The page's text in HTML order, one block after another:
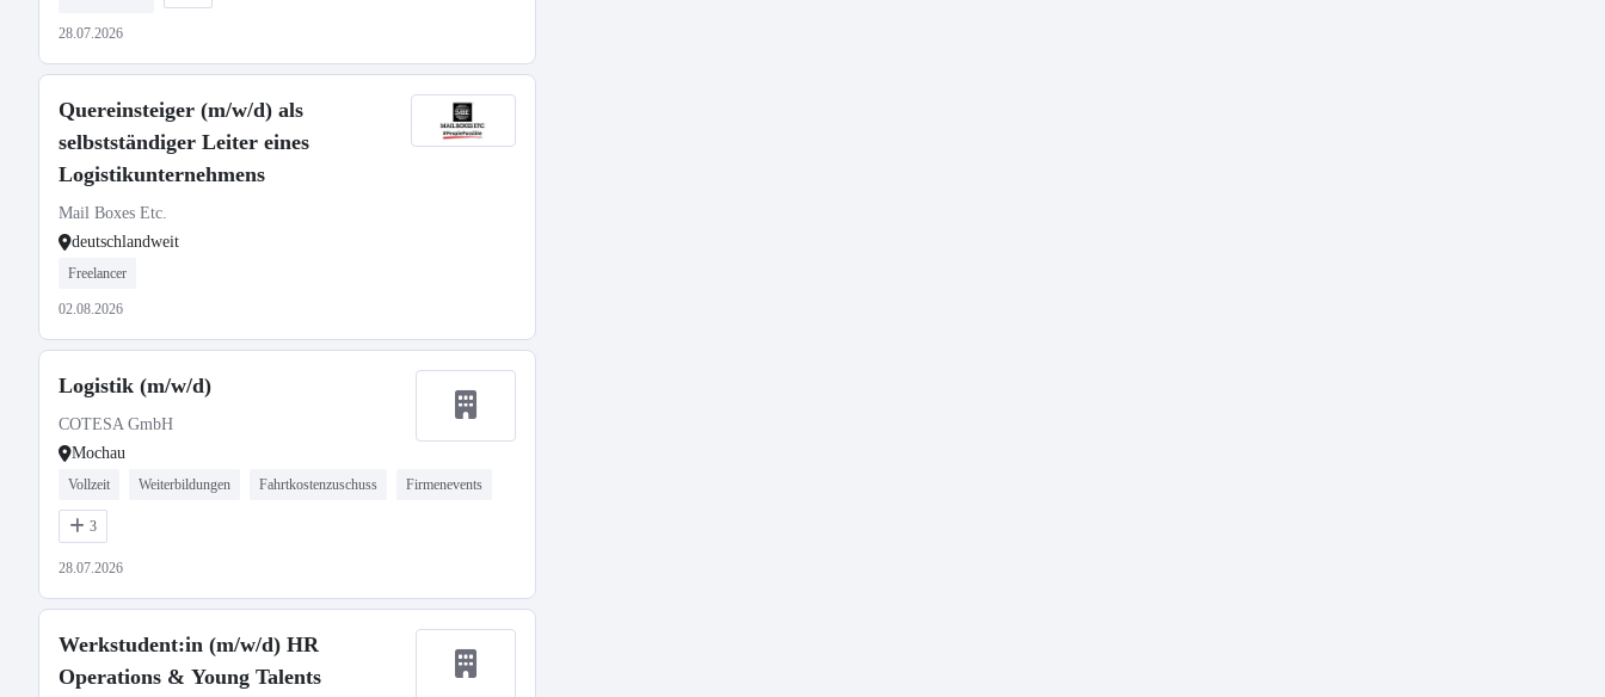
28.07.2026
Quereinsteiger (m/w/d) als
selbstständiger Leiter eines
Logistikunternehmens
Mail Boxes Etc.
deutschlandweit
Freelancer
02.08.2026
Logistik (m/w/d)
COTESA GmbH
Mochau
Vollzeit Weiterbildungen Fahrtkostenzuschuss Firmenevents
3
28.07.2026
Werkstudent:in (m/w/d) HR
Operations & Young Talents